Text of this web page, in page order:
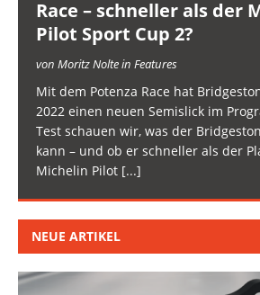
Race – schneller als der
Pilot Sport Cup 2?
von Moritz Nolte in Features
Mit dem Potenza Race hat
2022 einen neuen Semislick im
Test schauen wir, was der
kann – und ob er schneller als der
Michelin Pilot [...]
NEUE ARTIKEL